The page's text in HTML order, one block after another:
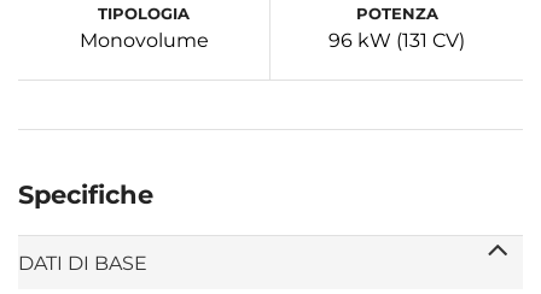
TIPOLOGIA
Monovolume
POTENZA
96 kW (131 CV)
Specifiche
DATI DI BASE